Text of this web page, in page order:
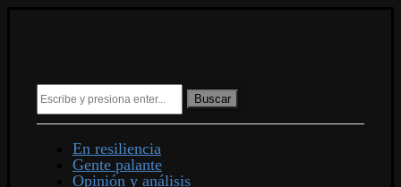
Buscar
En resiliencia
Gente palante
Opinión y análisis